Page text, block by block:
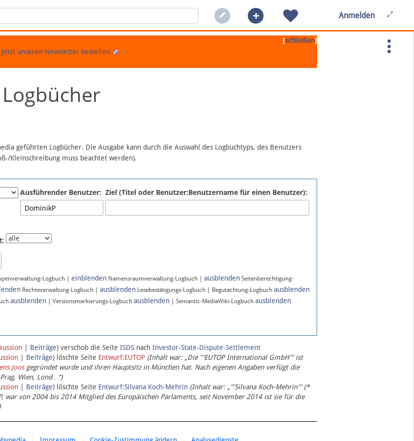
Anmelden
[schließen]
Jetzt unseren Newsletter bestellen.
geführten Logbücher. Die Ausgabe kann durch die Auswahl des Logbuchtyps, des Benutzers
Kleinschreibung muss beachtet werden).
Ausführender Benutzer: Ziel (Titel oder Benutzer:Benutzername für einen Benutzer):
Logbuch | einblenden Namensraumverwaltung-Logbuch | ausblenden Seitenberechtigung-
Rechteverwaltung-Logbuch | ausblenden Lesebestätigungs-Logbuch | Begutachtung-Logbuch ausblenden
ausblenden | Versionsmarkierungs-Logbuch ausblenden | Semantic-MediaWiki-Logbuch ausblenden
| Beiträge) verschob die Seite ISDS nach Investor-State-Dispute-Settlement
| Beiträge) löschte Seite Entwurf:EUTOP (Inhalt war: „Die '''EUTOP International GmbH''' ist
Joosgegründet wurde und ihren Hauptsitz in München hat. Nach eigenen Angaben verfügt die
Wien, Lond…“)
| Beiträge) löschte Seite Entwurf:Silvana Koch-Mehrin (Inhalt war: „'''Silvana Koch-Mehrin''' (*
war von 2004 bis 2014 Mitglied des Europäischen Parlaments, seit November 2014 ist sie für die